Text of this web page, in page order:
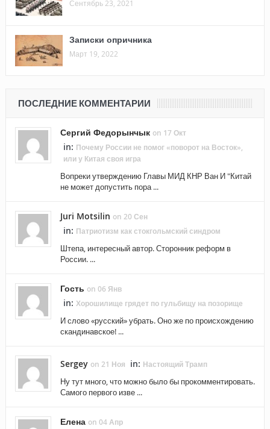
Сентябрь 23, 2021
Записки опричника
Март 19, 2022
ПОСЛЕДНИЕ КОММЕНТАРИИ
Сергий Федорынчык on 17 Окт
in: Почему России не помог «поворот на Восток»,
или у Китая своя игра
Вопреки утверждению Главы МИД КНР Ван И "Китай
не может допустить пора ...
Juri Motsilin on 20 Сен
in: Патриотизм как стокгольмский синдром
Штепа, интересный автор. Сторонник реформ в
России. ...
Гость on 06 Янв
in: Хорошилище грядет по гульбищу на позорище
И слово «русский» убрать. Оно же по происхождению
скандинавское! ...
Sergey on 21 Ноя in: Настоящий Трамп
Ну тут много, что можно было бы прокомментировать.
Самого первого изве ...
Елена on 04 Апр